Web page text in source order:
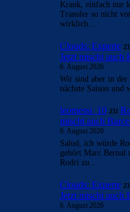
Krank, einfach nur
Transfer so nicht
wirklich…
Clouds: Experte
Jetzt mischt auch
6. August 2026
Wir sind aber in der
nächste Saison und
leomessi_10 zu
mischt auch
6. August 2026
Salud, ich würde
gehört Marc Bernal
Rodri zu…
Clouds: Experte
Jetzt mischt auch
6. August 2026